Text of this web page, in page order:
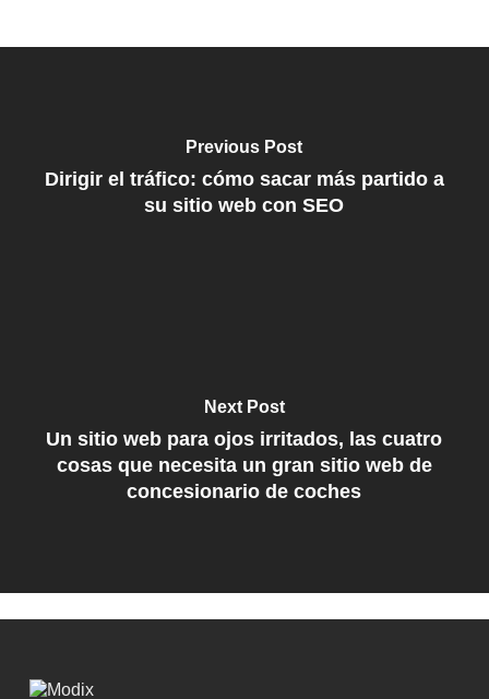
Previous Post
Dirigir el tráfico: cómo sacar más partido a
su sitio web con SEO
Next Post
Un sitio web para ojos irritados, las cuatro
cosas que necesita un gran sitio web de
concesionario de coches